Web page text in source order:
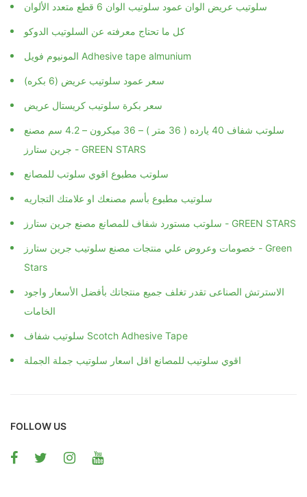
سلوتيب عريض الوان عمود سلوتيب الوان 6 قطع متعدد الألوان
كل ما تحتاج معرفته عن السلوتيب الدوكو
المونيوم فويل Adhesive tape almunium
سعر عمود سلوتيب عريض (6 بكره)
سعر بكرة سلوتيب كريستال عريض
سلوتب شفاف 40 يارده ( 36 متر ) – 36 ميكرون – 4.2 سم مصنع
جرين ستارز - GREEN STARS
سلوتب مطبوع اقوي سلوتب للمصانع
سلوتيب مطبوع بأسم مصنعك او علامتك التجاريه
سلوتب مستورد شفاف للمصانع مصنع جرين ستارز - GREEN STARS
خصومات وعروض علي منتجات مصنع سلوتيب جرين ستارز - Green
Stars
الاسترتش الصناعى تقدر تغلف جميع منتجاتك بأفضل الأسعار واجود
الخامات
سلوتيب شفاف Scotch Adhesive Tape
اقوي سلوتيب للمصانع اقل اسعار سلوتيب جملة الجملة
FOLLOW US